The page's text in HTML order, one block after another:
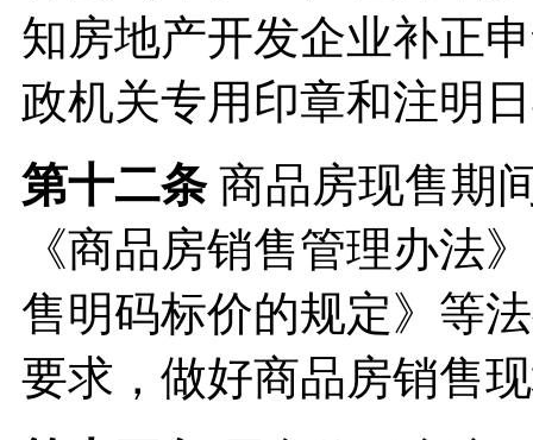
知房地产开发企业补正
政机关专用印章和注明
第十二条 商品房现售期
《商品房销售管理办法
售明码标价的规定》等
要求，做好商品房销售